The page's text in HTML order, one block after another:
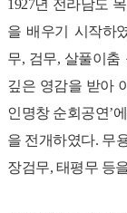
1927년 전라남도
을 배우기 시작하
무, 검무, 살풀이춤
깊은 영감을 받아
인명창 순회공연’
을 전개하였다. 무
장검무, 태평무 등